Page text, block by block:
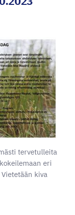
tervetulleita
eri
kiva